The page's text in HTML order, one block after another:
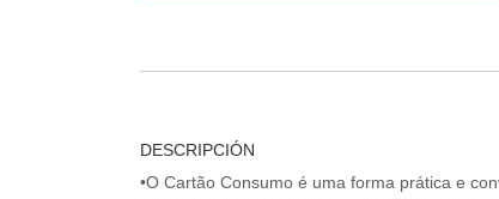
DESCRIPCIÓN
•O Cartão Consumo é uma forma prática e